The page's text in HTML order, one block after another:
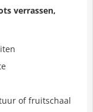
verrassen,
of fruitschaal